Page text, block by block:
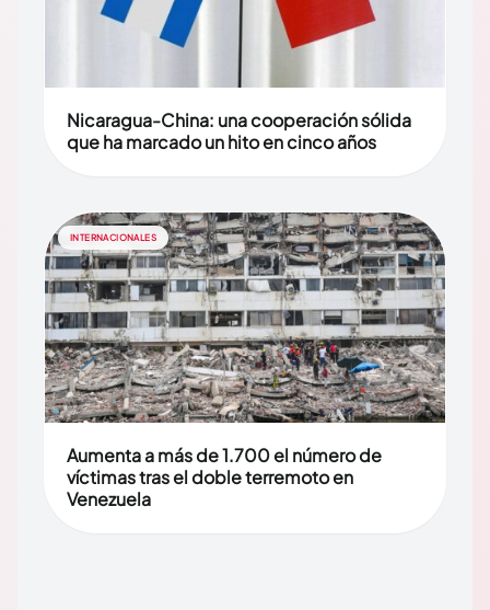
Nicaragua-China: una cooperación sólida
que ha marcado un hito en cinco años
INTERNACIONALES
Aumenta a más de 1.700 el número de
víctimas tras el doble terremoto en
Venezuela